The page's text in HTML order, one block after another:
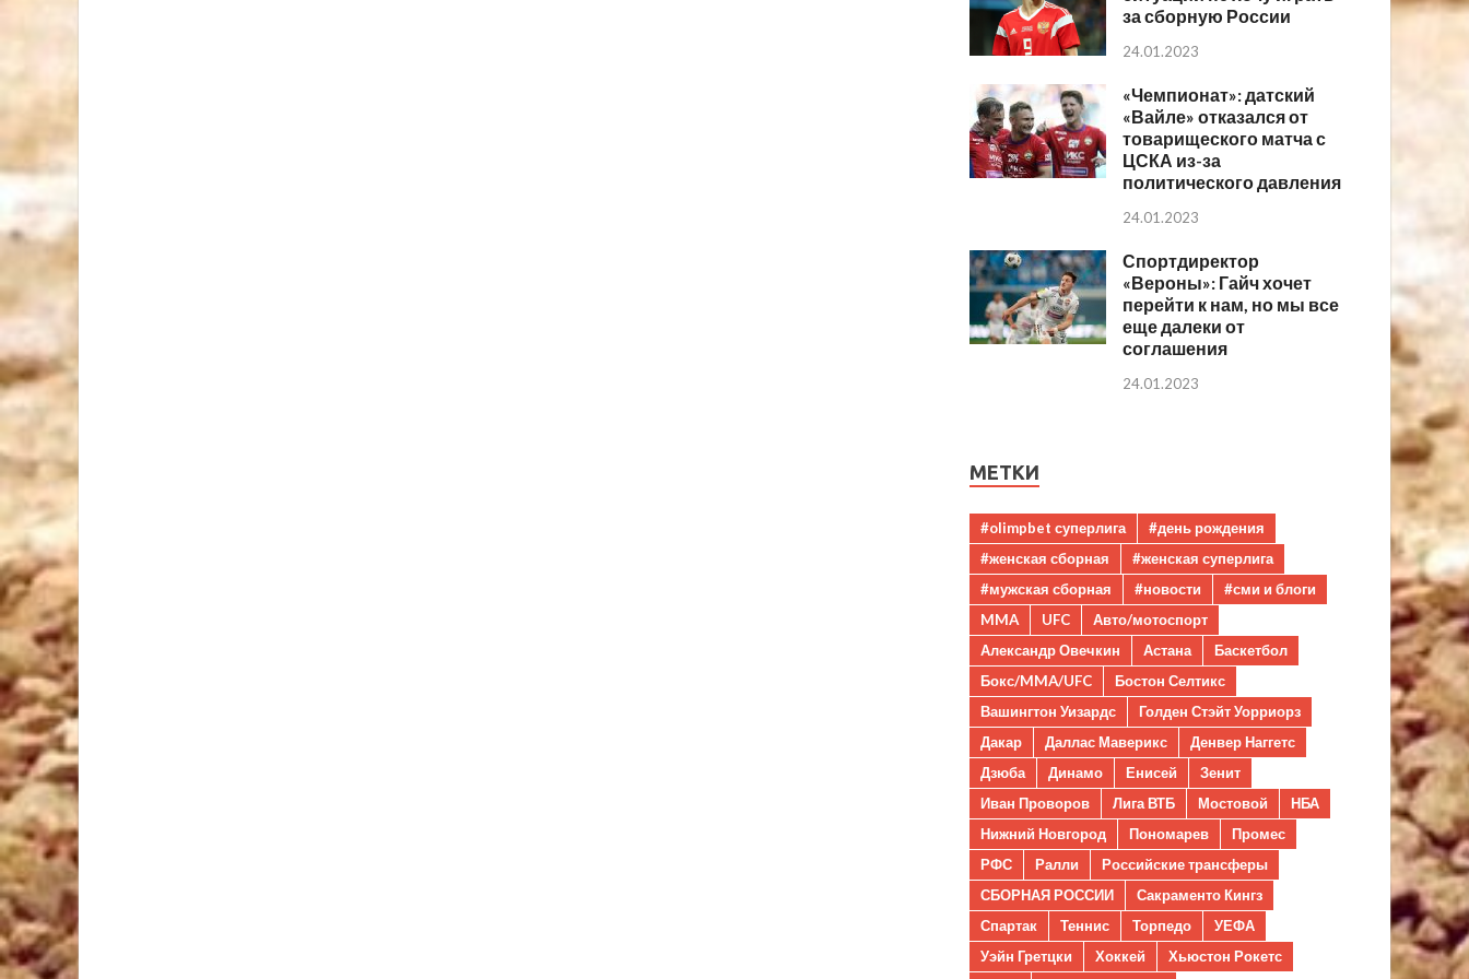
за сборную России
24.01.2023
«Чемпионат»: датский
«Вайле» отказался от
товарищеского матча с
ЦСКА из-за
политического давления
24.01.2023
Спортдиректор
«Вероны»: Гайч хочет
перейти к нам, но мы все
еще далеки от
соглашения
24.01.2023
МЕТКИ
#olimpbet суперлига
#день рождения
#женская сборная
#женская суперлига
#мужская сборная
#новости
#сми и блоги
MMA
UFC
Авто/мотоспорт
Александр Овечкин
Астана
Баскетбол
Бокс/MMA/UFC
Бостон Селтикс
Вашингтон Уизардс
Голден Стэйт Уорриорз
Дакар
Даллас Маверикс
Денвер Наггетс
Дзюба
Динамо Енисей
Зенит
Иван Проворов
Лига ВТБ Мостовой
НБА
Нижний Новгород
Пономарев
Промес
РФС
Ралли
Российские трансферы
СБОРНАЯ РОССИИ
Сакраменто Кингз
Спартак
Теннис Торпедо
УЕФА
Уэйн Гретцки
Хоккей
Хьюстон Рокетс